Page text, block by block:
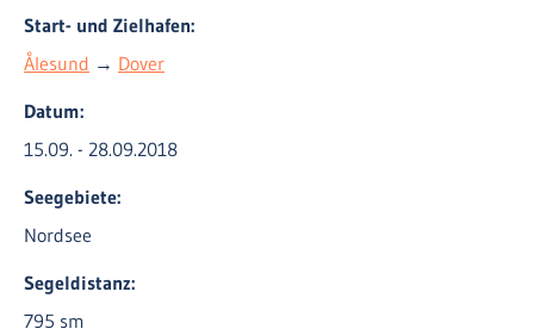
Start- und Zielhafen:
Ålesund → Dover
Datum:
15.09. - 28.09.2018
Seegebiete:
Nordsee
Segeldistanz:
795 sm